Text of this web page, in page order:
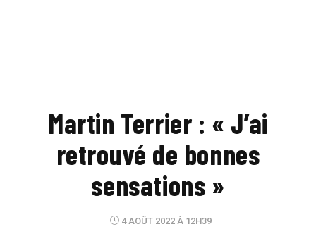
Martin Terrier : « J’ai
retrouvé de bonnes
sensations »
4 AOÛT 2022 À 12H39